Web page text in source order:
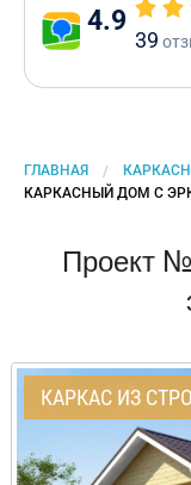
4.9
39
ГЛАВНАЯ
CURRENT:
КАРКАСНЫЙ ДОМ С
Проект
КАРКАС ИЗ